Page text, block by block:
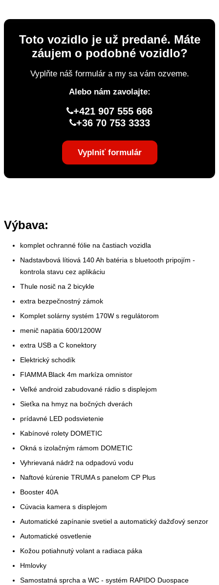
Toto vozidlo je už predané. Máte
záujem o podobné vozidlo?
Vyplňte náš formulár a my sa vám ozveme.
Alebo nám zavolajte:
+421 907 555 666
+36 70 753 3333
Vyplniť formulár
Výbava:
komplet ochranné fólie na častiach vozidla
Nadstavbová lítiová 140 Ah batéria s bluetooth pripojím -
kontrola stavu cez aplikáciu
Thule nosič na 2 bicykle
extra bezpečnostný zámok
Komplet solárny systém 170W s regulátorom
menič napätia 600/1200W
extra USB a C konektory
Elektrický schodík
FIAMMA Black 4m markíza omnistor
Veľké android zabudované rádio s displejom
Sieťka na hmyz na bočných dverách
prídavné LED podsvietenie
Kabínové rolety DOMETIC
Okná s izolačným rámom DOMETIC
Vyhrievaná nádrž na odpadovú vodu
Naftové kúrenie TRUMA s panelom CP Plus
Booster 40A
Cúvacia kamera s displejom
Automatické zapínanie svetiel a automatický dažďový senzor
Automatické osvetlenie
Kožou potiahnutý volant a radiaca páka
Hmlovky
Samostatná sprcha a WC - systém RAPIDO Duospace